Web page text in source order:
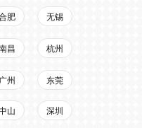
山
昌
肥
深圳
广州 东莞
杭州
无锡